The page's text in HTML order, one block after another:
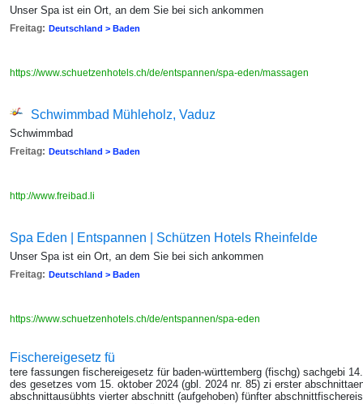
Unser Spa ist ein Ort, an dem Sie bei sich ankommen
Freitag: Deutschland > Baden
https://www.schuetzenhotels.ch/de/entspannen/spa-eden/massagen
Schwimmbad Mühleholz, Vaduz
Schwimmbad
Freitag: Deutschland > Baden
http://www.freibad.li
Spa Eden | Entspannen | Schützen Hotels Rheinfelde
Unser Spa ist ein Ort, an dem Sie bei sich ankommen
Freitag: Deutschland > Baden
https://www.schuetzenhotels.ch/de/entspannen/spa-eden
Fischereigesetz fü
tere fassungen fischereigesetz für baden-württemberg (fischg) sachgebi
des gesetzes vom 15. oktober 2024 (gbl. 2024 nr. 85) zi erster
abschnittausübhts vierter abschnitt (aufgehoben) fünfter